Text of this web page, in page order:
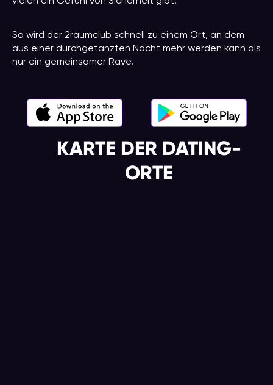
So wird der 2raumclub schnell zu einem Ort, an dem
aus einer durchgetanzten Nacht mehr werden kann als
nur ein gemeinsamer Rave.
KARTE DER DATING-
ORTE